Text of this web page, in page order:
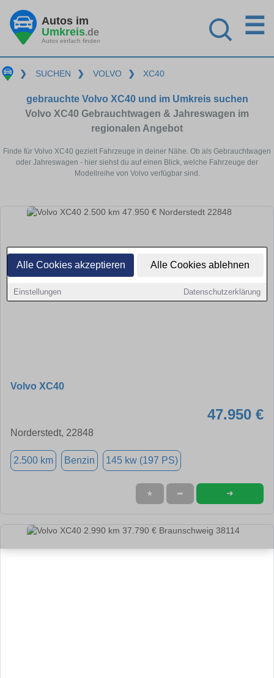
Alle Cookies akzeptieren Alle Cookies ablehnen
Einstellungen Datenschutzerklärung
Autos im
Umkreis.de
Autos einfach finden
☰
❯ SUCHEN ❯ VOLVO ❯ XC40
gebrauchte Volvo XC40 und im Umkreis suchen
Volvo XC40 Gebrauchtwagen & Jahreswagen im
regionalen Angebot
Finde für Volvo XC40 gezielt Fahrzeuge in deiner Nähe. Ob als Gebrauchtwagen
oder Jahreswagen - hier siehst du auf einen Blick, welche Fahrzeuge der
Modellreihe von Volvo verfügbar sind.
Volvo XC40
47.950 €
Norderstedt, 22848
2.500 km Benzin 145 kw (197 PS)
★ ➦ ➜